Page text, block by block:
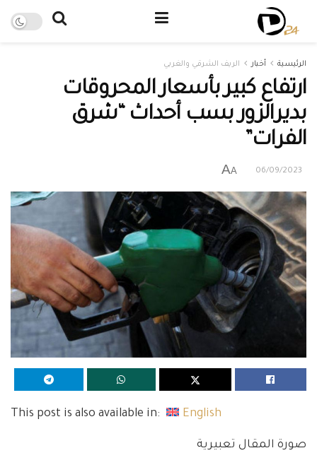
الرئيسية أخبار الريف الشرقي والغربي
ارتفاع كبير بأسعار المحروقات
بديرالزور بسب أحداث “شرق
الفرات”
06/09/2023
A
A
This post is also available in: English
صورة المقال تعبيرية